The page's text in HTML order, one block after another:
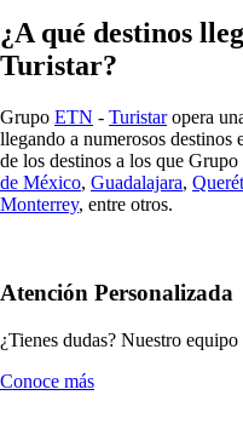
¿A qué destinos
Turistar?
Grupo ETN - Turistaropera
llegando a numerosos destinos
de los destinos a los que Grupo
de México, Guadalajara,
Monterrey, entre otros.
Atención Personalizada
¿Tienes dudas? Nuestro
Conoce más